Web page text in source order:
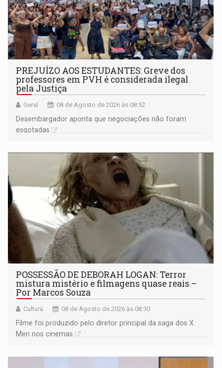
PREJUÍZO AOS ESTUDANTES: Greve dos
professores em PVH é considerada ilegal
pela Justiça
Geral 08 de Agosto de 2026 às 08:52
Desembargador aponta que negociações não foram
esgotadas
POSSESSÃO DE DEBORAH LOGAN: Terror
mistura mistério e filmagens quase reais –
Por Marcos Souza
Cultura 08 de Agosto de 2026 às 08:30
Filme foi produzido pelo diretor principal da saga dos X
Men nos cinemas